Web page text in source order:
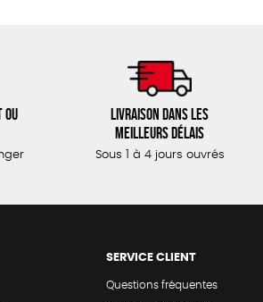
ou
Livraison dans les
meilleurs délais
Sous 1 à 4 jours ouvrés
SERVICE CLIENT
Questions fréquentes